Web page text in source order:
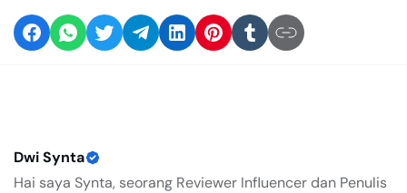
Dwi Synta
Hai saya Synta, seorang Reviewer Influencer dan Penulis